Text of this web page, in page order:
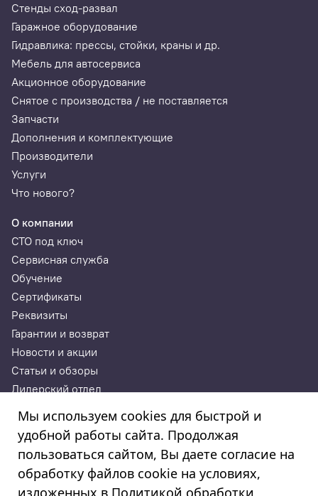
Стенды сход-развал
Гаражное оборудование
Гидравлика: прессы, стойки, краны и др.
Мебель для автосервиса
Акционное оборудование
Снятое с производства / не поставляется
Запчасти
Дополнения и комплектующие
Производители
Услуги
Что нового?
О компании
СТО под ключ
Сервисная служба
Обучение
Сертификаты
Реквизиты
Гарантии и возврат
Новости и акции
Статьи и обзоры
Дилерский отдел
© 2003—2025
ИП Годунова Лариса Леонидовна
ИНН 532108772827, ОГРНИП 308532130300022, ОКПО
308532130300022
Мы используем cookies для быстрой и
удобной работы сайта. Продолжая
пользоваться сайтом, Вы даете согласие на
обработку файлов cookie на условиях,
изложенных в Политикой обработки